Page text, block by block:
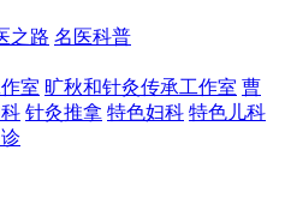
之路 名医科普
室 旷秋和针灸传承工作室 曹
针灸推拿 特色妇科 特色儿科